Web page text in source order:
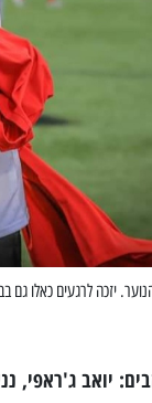
יזכה לרגעים כאלו גם
יואב ג'ראפי,